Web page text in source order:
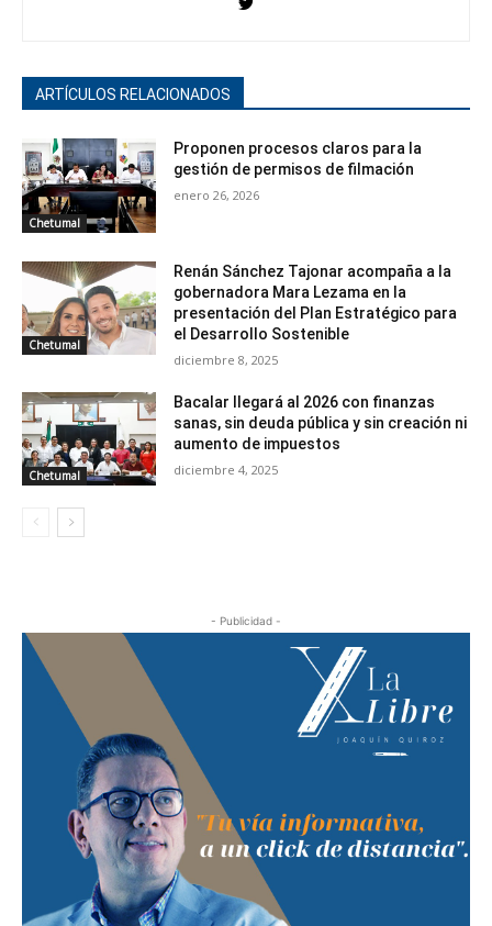
ARTÍCULOS RELACIONADOS
Chetumal
Proponen procesos claros para la
gestión de permisos de filmación
enero 26, 2026
Chetumal
Renán Sánchez Tajonar acompaña a la
gobernadora Mara Lezama en la
presentación del Plan Estratégico para
el Desarrollo Sostenible
diciembre 8, 2025
Chetumal
Bacalar llegará al 2026 con finanzas
sanas, sin deuda pública y sin creación ni
aumento de impuestos
diciembre 4, 2025
- Publicidad -